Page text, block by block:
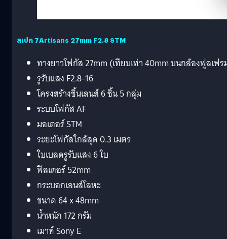
สเปก 7Artisans 27mm F2.8 STM
ทางยาวโฟกัส 27mm (เทียบเท่า 40mm บนกล้องฟูลเฟ
รูรับแสง F2.8-16
โครงสร้างชิ้นเลนส์ 6 ชิ้น 5 กลุ่ม
ระบบโฟกัส AF
มอเตอร์ STM
ระยะโฟกัสใกล้สุด 0.3 เมตร
ใบเบลดรูรับแสง 6 ใบ
ฟิลเตอร์ 52mm
กระบอกเลนส์โลหะ
ขนาด 64 x 48mm
น้ำหนัก 172 กรัม
เมาท์ Sony E